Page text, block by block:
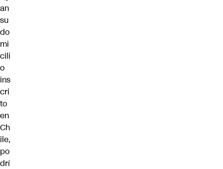
an
su
do
mi
cili
o
ins
cri
to
en
Ch
ile,
po
drí